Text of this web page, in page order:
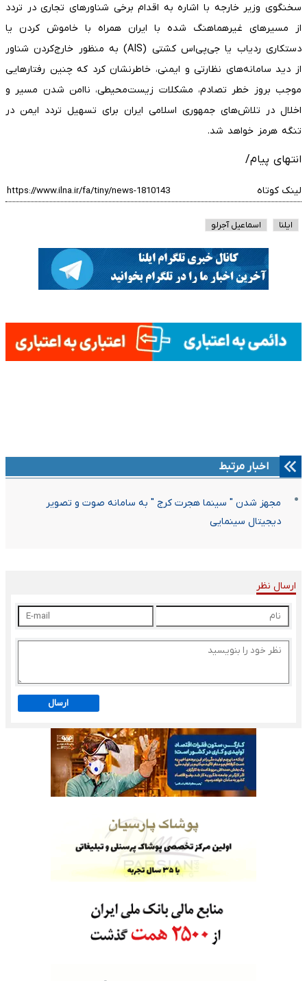
سخنگوی وزیر خارجه با اشاره به اقدام برخی شناورهای تجاری در تردد
از مسیرهای غیرهماهنگ شده با ایران همراه با خاموش کردن یا
دستکاری ردیاب یا جی‌پی‌اس کشتی (AIS) به منظور خارج‌کردن شناور
از دید سامانه‌های نظارتی و ایمنی، خاطرنشان کرد که چنین رفتارهایی
موجب بروز خطر تصادم، مشکلات زیست‌محیطی، ناامن شدن مسیر و
اخلال در تلاش‌های جمهوری اسلامی ایران برای تسهیل تردد ایمن در
تنگه هرمز خواهد شد.
انتهای پیام/
لینک کوتاه
ایلنا اسماعیل آجرلو
اخبار مرتبط
مجهز شدن " سینما هجرت کرج " به سامانه صوت و تصویر
دیجیتال سینمایی
ارسال نظر
ارسال